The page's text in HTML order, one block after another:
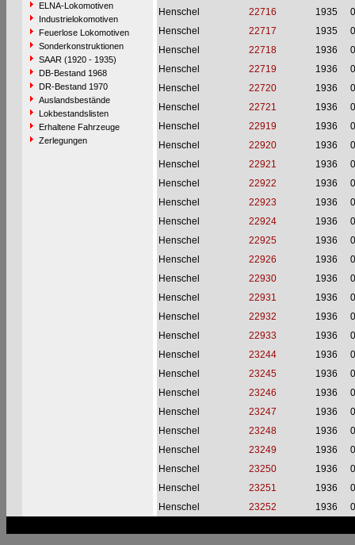
ELNA-Lokomotiven
Industrielokomotiven
Feuerlose Lokomotiven
Sonderkonstruktionen
SAAR (1920 - 1935)
DB-Bestand 1968
DR-Bestand 1970
Auslandsbestände
Lokbestandslisten
Erhaltene Fahrzeuge
Zerlegungen
Henschel
22716 1935
Henschel
22717 1935
Henschel
22718 1936
Henschel
22719 1936
Henschel
22720 1936
Henschel
22721 1936
Henschel
22919 1936
Henschel
22920 1936
Henschel
22921 1936
Henschel
22922 1936
Henschel
22923 1936
Henschel
22924 1936
Henschel
22925 1936
Henschel
22926 1936
Henschel
22930 1936
Henschel
22931 1936
Henschel
22932 1936
Henschel
22933 1936
Henschel
23244 1936
Henschel
23245 1936
Henschel
23246 1936
Henschel
23247 1936
Henschel
23248 1936
Henschel
23249 1936
Henschel
23250 1936
Henschel
23251 1936
Henschel
23252 1936